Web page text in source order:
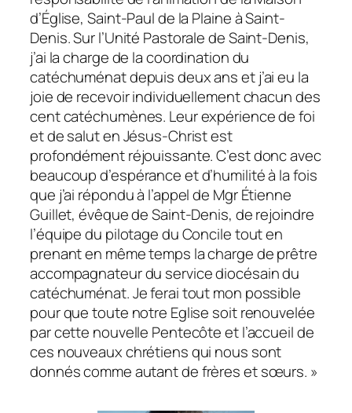
d’Église, Saint-Paul de la Plaine à Saint-
Denis. Sur l’Unité Pastorale de Saint-Denis,
j’ai la charge de la coordination du
catéchuménat depuis deux ans et j’ai eu la
joie de recevoir individuellement chacun des
cent catéchumènes. Leur expérience de foi
et de salut en Jésus-Christ est
profondément réjouissante. C’est donc avec
beaucoup d’espérance et d’humilité à la fois
que j’ai répondu à l’appel de Mgr Étienne
Guillet, évêque de Saint-Denis, de rejoindre
l’équipe du pilotage du Concile tout en
prenant en même temps la charge de prêtre
accompagnateur du service diocésain du
catéchuménat. Je ferai tout mon possible
pour que toute notre Eglise soit renouvelée
par cette nouvelle Pentecôte et l’accueil de
ces nouveaux chrétiens qui nous sont
donnés comme autant de frères et sœurs. »